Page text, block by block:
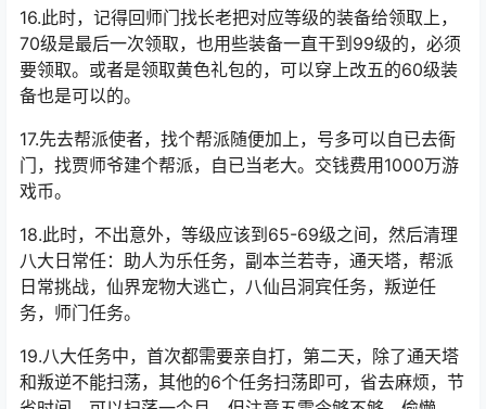
级这个点上。
15.点开最下面的升级按扭弹出悟道界面，依次点开，解锁
经验，提升人物等级。
16.此时，记得回师门找长老把对应等级的装备给领取上，
70级是最后一次领取，也用些装备一直干到99级的，必须
要领取。或者是领取黄色礼包的，可以穿上改五的60级装
备也是可以的。
17.先去帮派使者，找个帮派随便加上，号多可以自已去衙
门，找贾师爷建个帮派，自已当老大。交钱费用1000万游
戏币。
18.此时，不出意外，等级应该到65-69级之间，然后清理
八大日常任：助人为乐任务，副本兰若寺，通天塔，帮派
日常挑战，仙界宠物大逃亡，八仙吕洞宾任务，叛逆任